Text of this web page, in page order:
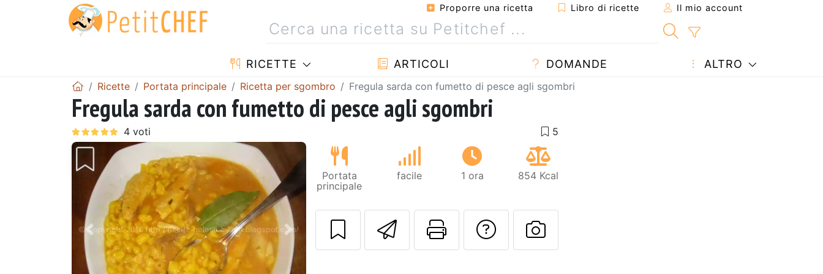
Proporre una ricetta Libro di ricette Il mio account
RICETTE ARTICOLI DOMANDE ALTRO
Ricette Portata principale Ricetta per sgombro Fregula sarda con fumetto di pesce agli sgombri
Fregula sarda con fumetto di pesce agli sgombri
Precedente Prossimo
Portata
principale
facile 1 ora 854 Kcal
Invia questa ricetta ad un amico
Stampa la ricetta
Contatta l'autore della Ricetta
Pubblica la foto di questa